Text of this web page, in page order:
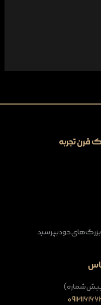
قرن تجربه
بزرگ‌های خود بپرسید.
شماره)